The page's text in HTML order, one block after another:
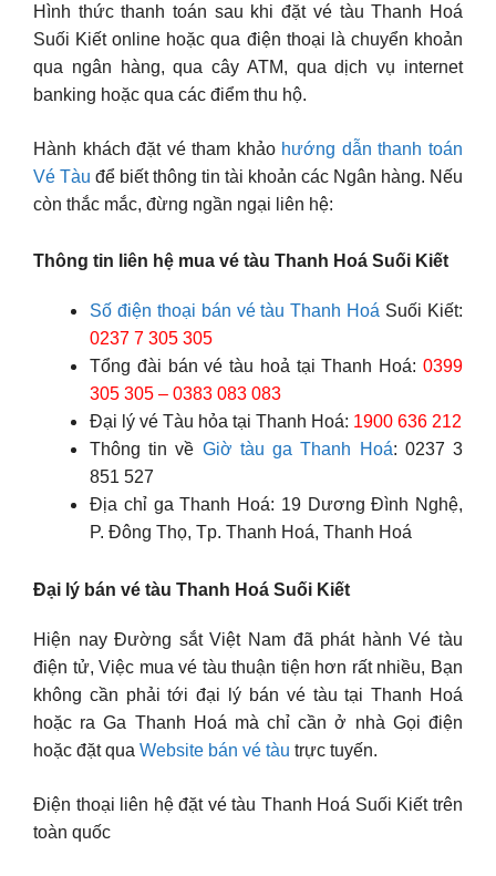
Hình thức thanh toán sau khi đặt vé tàu Thanh Hoá
Suối Kiết online hoặc qua điện thoại là chuyển khoản
qua ngân hàng, qua cây ATM, qua dịch vụ internet
banking hoặc qua các điểm thu hộ.
Hành khách đặt vé tham khảo hướng dẫn thanh toán
Vé Tàu để biết thông tin tài khoản các Ngân hàng. Nếu
còn thắc mắc, đừng ngần ngại liên hệ:
Thông tin liên hệ mua vé tàu Thanh Hoá Suối Kiết
Số điện thoại bán vé tàu Thanh Hoá Suối Kiết:
0237 7 305 305
Tổng đài bán vé tàu hoả tại Thanh Hoá: 0399
305 305 – 0383 083 083
Đại lý vé Tàu hỏa tại Thanh Hoá: 1900 636 212
Thông tin về Giờ tàu ga Thanh Hoá: 0237 3
851 527
Địa chỉ ga Thanh Hoá: 19 Dương Đình Nghệ,
P. Đông Thọ, Tp. Thanh Hoá, Thanh Hoá
Đại lý bán vé tàu Thanh Hoá Suối Kiết
Hiện nay Đường sắt Việt Nam đã phát hành Vé tàu
điện tử, Việc mua vé tàu thuận tiện hơn rất nhiều, Bạn
không cần phải tới đại lý bán vé tàu tại Thanh Hoá
hoặc ra Ga Thanh Hoá mà chỉ cần ở nhà Gọi điện
hoặc đặt qua Website bán vé tàu trực tuyến.
Điện thoại liên hệ đặt vé tàu Thanh Hoá Suối Kiết trên
toàn quốc